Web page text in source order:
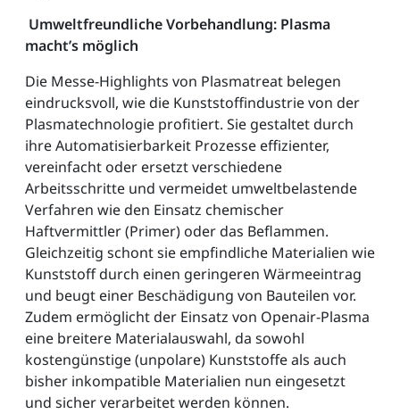
Umweltfreundliche Vorbehandlung: Plasma
macht’s möglich
Die Messe-Highlights von Plasmatreat belegen
eindrucksvoll, wie die Kunststoffindustrie von der
Plasmatechnologie profitiert. Sie gestaltet durch
ihre Automatisierbarkeit Prozesse effizienter,
vereinfacht oder ersetzt verschiedene
Arbeitsschritte und vermeidet umweltbelastende
Verfahren wie den Einsatz chemischer
Haftvermittler (Primer) oder das Beflammen.
Gleichzeitig schont sie empfindliche Materialien wie
Kunststoff durch einen geringeren Wärmeeintrag
und beugt einer Beschädigung von Bauteilen vor.
Zudem ermöglicht der Einsatz von Openair-Plasma
eine breitere Materialauswahl, da sowohl
kostengünstige (unpolare) Kunststoffe als auch
bisher inkompatible Materialien nun eingesetzt
und sicher verarbeitet werden können.